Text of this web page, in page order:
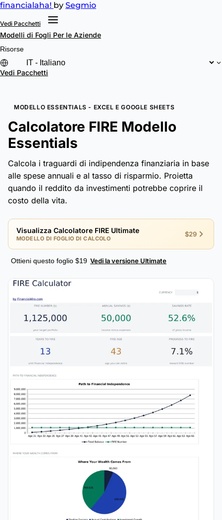
financialaha! by Segmio
Vedi Pacchetti
Modelli di Fogli Per le Aziende
Risorse
Vedi Pacchetti
MODELLO ESSENTIALS - EXCEL E GOOGLE SHEETS
Calcolatore FIRE Modello
Essentials
Calcola i traguardi di indipendenza finanziaria in base
alle spese annuali e al tasso di risparmio. Proietta
quando il reddito da investimenti potrebbe coprire il
costo della vita.
Visualizza Calcolatore FIRE Ultimate
MODELLO DI FOGLIO DI CALCOLO
$29
Ottieni questo foglio $19 Vedi la versione Ultimate